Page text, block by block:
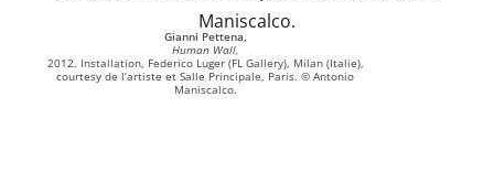
Gianni Pettena,
Human Wall,
2012. Installation, Federico Luger (FL Gallery), Milan (Italie),
courtesy de l’artiste et Salle Principale, Paris. © Antonio
Maniscalco.